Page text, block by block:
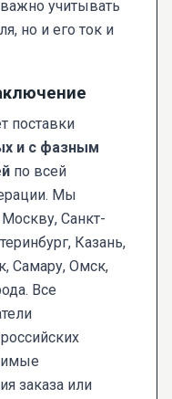
учитывать
но и его ток и
поставки
и с фазным
по всей
Мы
Санкт-
Казань,
Самару, Омск,
Все
заказа или